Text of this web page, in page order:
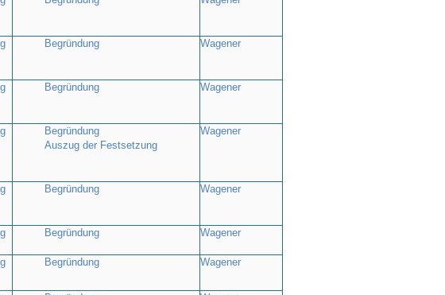
Begründung Wagener
Begründung Wagener
Begründung
Auszug der Festsetzung
Wagener
Begründung Wagener
Begründung Wagener
Begründung Wagener